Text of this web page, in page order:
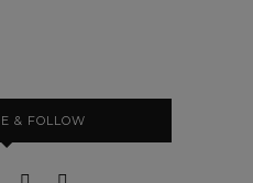
& FOLLOW